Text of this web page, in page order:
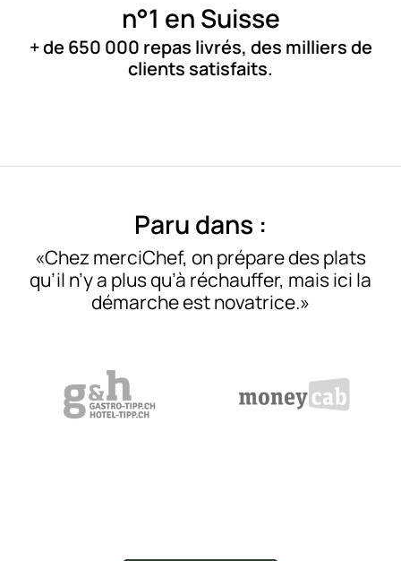
n°1 en Suisse
+ de 650 000 repas livrés, des milliers de
clients satisfaits.
Paru dans :
Chez merciChef, on prépare des plats
qu’il n’y a plus qu’à réchauffer, mais ici la
démarche est novatrice.